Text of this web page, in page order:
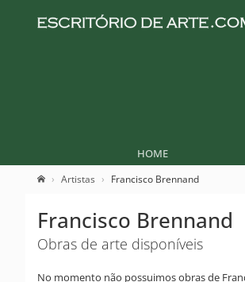
HOME
Artistas Francisco Brennand
Francisco Brennand
Obras de arte disponíveis
No momento não possuimos obras de